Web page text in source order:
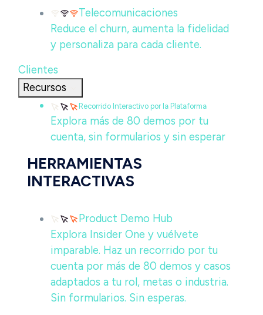
Telecomunicaciones
Reduce el churn, aumenta la fidelidad
y personaliza para cada cliente.
Clientes
Recursos
Recorrido Interactivo por la Plataforma
Explora más de 80 demos por tu
cuenta, sin formularios y sin esperar
HERRAMIENTAS
INTERACTIVAS
Product Demo Hub
Explora Insider One y vuélvete
imparable. Haz un recorrido por tu
cuenta por más de 80 demos y casos
adaptados a tu rol, metas o industria.
Sin formularios. Sin esperas.